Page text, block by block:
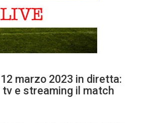
marzo 2023 in diretta:
e streaming il match